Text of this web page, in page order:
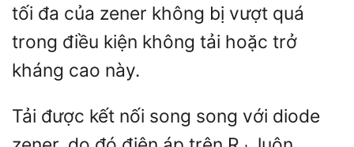
tối đa của zener không bị vượt quá
trong điều kiện không tải hoặc trở
kháng cao này.
Tải được kết nối song song với diode